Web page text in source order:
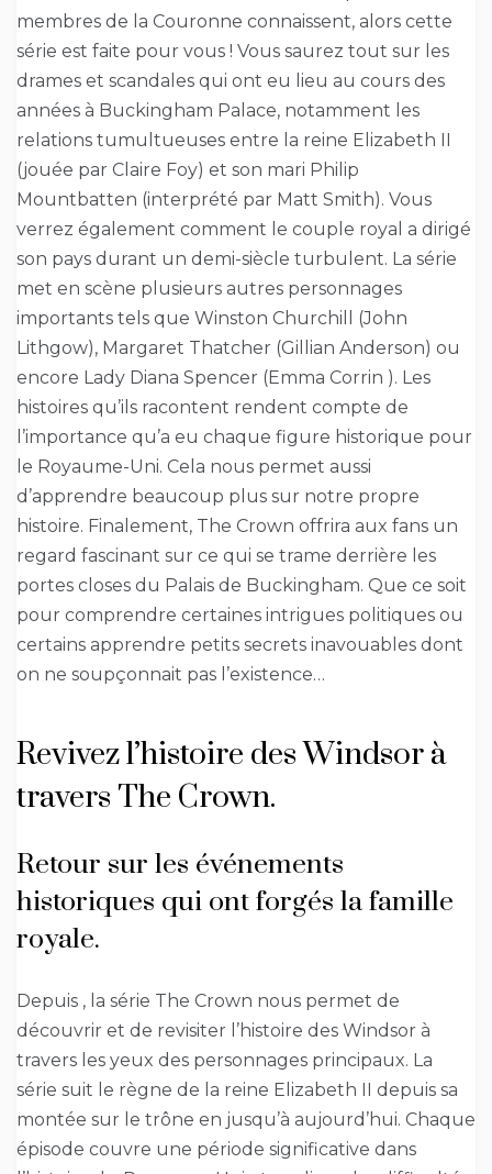
membres de la Couronne connaissent, alors cette
série est faite pour vous ! Vous saurez tout sur les
drames et scandales qui ont eu lieu au cours des
années à Buckingham Palace, notamment les
relations tumultueuses entre la reine Elizabeth II
(jouée par Claire Foy) et son mari Philip
Mountbatten (interprété par Matt Smith). Vous
verrez également comment le couple royal a dirigé
son pays durant un demi-siècle turbulent. La série
met en scène plusieurs autres personnages
importants tels que Winston Churchill (John
Lithgow), Margaret Thatcher (Gillian Anderson) ou
encore Lady Diana Spencer (Emma Corrin ). Les
histoires qu’ils racontent rendent compte de
l’importance qu’a eu chaque figure historique pour
le Royaume-Uni. Cela nous permet aussi
d’apprendre beaucoup plus sur notre propre
histoire. Finalement, The Crown offrira aux fans un
regard fascinant sur ce qui se trame derrière les
portes closes du Palais de Buckingham. Que ce soit
pour comprendre certaines intrigues politiques ou
certains apprendre petits secrets inavouables dont
on ne soupçonnait pas l’existence…
Revivez l’histoire des Windsor à
travers The Crown.
Retour sur les événements
historiques qui ont forgés la famille
royale.
Depuis , la série The Crown nous permet de
découvrir et de revisiter l’histoire des Windsor à
travers les yeux des personnages principaux. La
série suit le règne de la reine Elizabeth II depuis sa
montée sur le trône en jusqu’à aujourd’hui. Chaque
épisode couvre une période significative dans